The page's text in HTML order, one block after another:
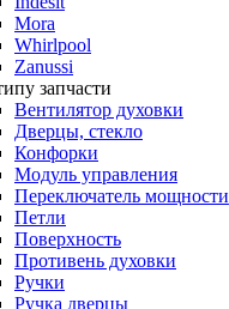
Mora
Whirlpool
Zanussi
запчасти
Вентилятор духовки
Дверцы, стекло
Конфорки
Модуль управления
Переключатель мощности
Петли
Поверхность
Противень духовки
Ручки
Ручка дверцы